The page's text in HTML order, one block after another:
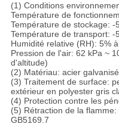
(1) Conditions
Température de
Température de stockage: -
Température de transport: -
Humidité relative (RH): 5%
Pression de l'air: 62 kPa ~
d'altitude)
(2) Matériau: acier
(3) Traitement de surface:
extérieur en polyester gris
(4) Protection contre les
(5) Rétraction de la
GB5169.7